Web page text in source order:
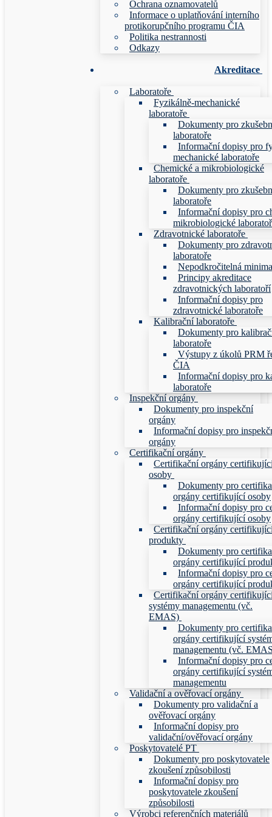
Ochrana oznamovatelů
Informace o uplatňování interního
protikorupčního programu ČIA
Politika nestrannosti
Odkazy
Akreditace
Laboratoře
Fyzikálně-mechanické
laboratoře
Dokumenty pro
laboratoře
Informační dopisy pro
mechanické laboratoře
Chemické a mikrobiologické
laboratoře
Dokumenty pro
laboratoře
Informační dopisy pro
mikrobiologické
Zdravotnické laboratoře
Dokumenty pro
laboratoře
Nepodkročitelná minima
Principy akreditace
zdravotnických laboratoří
Informační dopisy pro
zdravotnické laboratoře
Kalibrační laboratoře
Dokumenty pro
laboratoře
Výstupy z úkolů PRM
ČIA
Informační dopisy pro
laboratoře
Inspekční orgány
Dokumenty pro inspekční
orgány
Informační dopisy pro
orgány
Certifikační orgány
Certifikační orgány
osoby
Dokumenty pro
orgány certifikující osoby
Informační dopisy pro
orgány certifikující osoby
Certifikační orgány
produkty
Dokumenty pro
orgány certifikující
Informační dopisy pro
orgány certifikující
Certifikační orgány
systémy managementu (vč.
EMAS)
Dokumenty pro
orgány certifikující
managementu (vč.
Informační dopisy pro
orgány certifikující
managementu
Validační a ověřovací orgány
Dokumenty pro validační a
ověřovací orgány
Informační dopisy pro
validační/ověřovací orgány
Poskytovatelé PT
Dokumenty pro poskytovatele
zkoušení způsobilosti
Informační dopisy pro
poskytovatele zkoušení
způsobilosti
Výrobci referenčních materiálů